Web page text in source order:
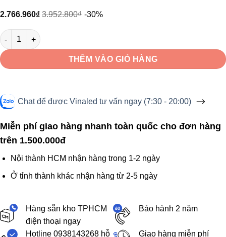
2.766.960₫ 3.952.800₫ -30%
Đèn chiếu sáng cảnh quang VinaLED V9OSM-35 35W số lượng
THÊM VÀO GIỎ HÀNG
Chat để được Vinaled tư vấn ngay (7:30 - 20:00)
Miễn phí giao hàng nhanh toàn quốc cho đơn hàng
trên 1.500.000đ
Nội thành HCM nhận hàng trong 1-2 ngày
Ở tỉnh thành khác nhận hàng từ 2-5 ngày
Hàng sẵn kho TPHCM
điện thoại ngay
Bảo hành 2 năm
Hotline 0938143268 hỗ
Giao hàng miễn phí